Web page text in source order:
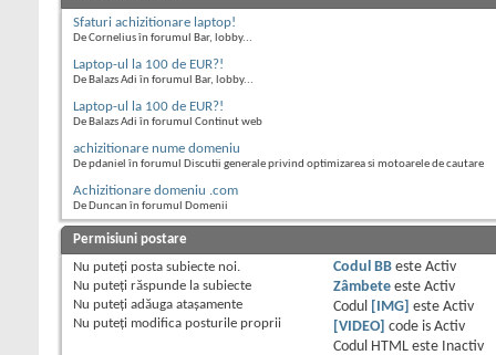
Sfaturi achizitionare laptop!
De Cornelius în forumul Bar, lobby...
Laptop-ul la 100 de EUR?!
De Balazs Adi în forumul Bar, lobby...
Laptop-ul la 100 de EUR?!
De Balazs Adi în forumul Continut web
achizitionare nume domeniu
De pdaniel în forumul Discutii generale privind optimizarea si motoarele de cautare
Achizitionare domeniu .com
De Duncan în forumul Domenii
Permisiuni postare
Nu puteţi posta subiecte noi.
Nu puteţi răspunde la subiecte
Nu puteţi adăuga ataşamente
Nu puteţi modifica posturile proprii
Codul BBeste Activ
Zâmbeteeste Activ
Codul
[IMG] este Activ
[VIDEO]
code is Activ
Codul HTML este
Inactiv